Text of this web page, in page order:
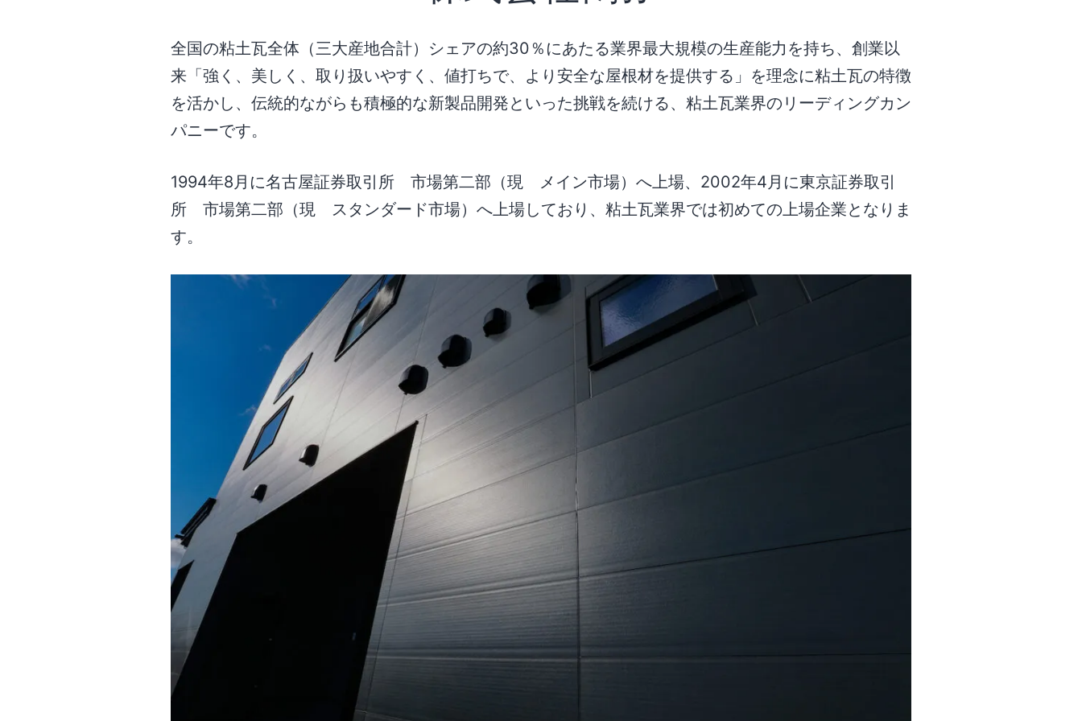
全国の粘土瓦全体（三大産地合計）シェアの約30％にあたる業界最大規模の生産能力を持ち、創業以
来「強く、美しく、取り扱いやすく、値打ちで、より安全な屋根材を提供する」を理念に粘土瓦の特徴
を活かし、伝統的ながらも積極的な新製品開発といった挑戦を続ける、粘土瓦業界のリーディングカン
パニーです。
1994年8月に名古屋証券取引所 市場第二部（現 メイン市場）へ上場、2002年4月に東京証券取引
所 市場第二部（現 スタンダード市場）へ上場しており、粘土瓦業界では初めての上場企業となりま
す。